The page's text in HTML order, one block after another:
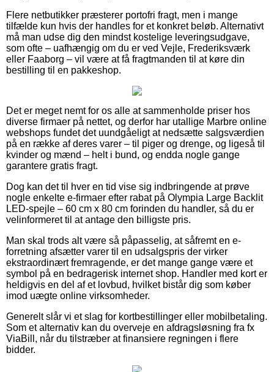
Flere netbutikker præsterer portofri fragt, men i mange
tilfælde kun hvis der handles for et konkret beløb. Alternativt
må man udse dig den mindst kostelige leveringsudgave,
som ofte – uafhængig om du er ved Vejle, Frederiksværk
eller Faaborg – vil være at få fragtmanden til at køre din
bestilling til en pakkeshop.
Det er meget nemt for os alle at sammenholde priser hos
diverse firmaer på nettet, og derfor har utallige Marbre online
webshops fundet det uundgåeligt at nedsætte salgsværdien
på en række af deres varer – til piger og drenge, og ligeså til
kvinder og mænd – helt i bund, og endda nogle gange
garantere gratis fragt.
Dog kan det til hver en tid vise sig indbringende at prøve
nogle enkelte e-firmaer efter rabat på Olympia Large Backlit
LED-spejle – 60 cm x 80 cm forinden du handler, så du er
velinformeret til at antage den billigste pris.
Man skal trods alt være så påpasselig, at såfremt en e-
forretning afsætter varer til en udsalgspris der virker
ekstraordinært fremragende, er det mange gange være et
symbol på en bedragerisk internet shop. Handler med kort er
heldigvis en del af et lovbud, hvilket bistår dig som køber
imod uægte online virksomheder.
Generelt slår vi et slag for kortbestillinger eller mobilbetaling.
Som et alternativ kan du overveje en afdragsløsning fra fx
ViaBill, når du tilstræber at finansiere regningen i flere
bidder.